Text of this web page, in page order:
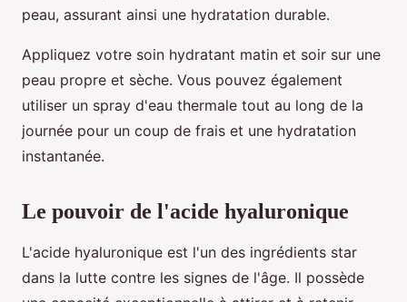
peau, assurant ainsi une hydratation durable.
Appliquez votre soin hydratant matin et soir sur une
peau propre et sèche. Vous pouvez également
utiliser un spray d'eau thermale tout au long de la
journée pour un coup de frais et une hydratation
instantanée.
Le pouvoir de l'acide hyaluronique
L'acide hyaluronique est l'un des ingrédients star
dans la lutte contre les signes de l'âge. Il possède